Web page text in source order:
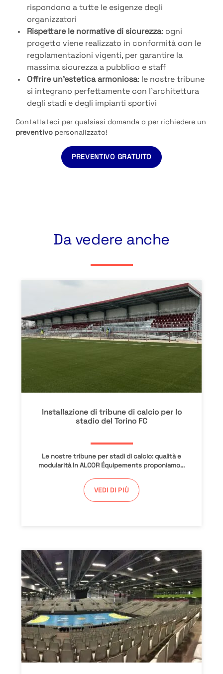
rispondono a tutte le esigenze degli
organizzatori
Rispettare le normative di sicurezza: ogni
progetto viene realizzato in conformità con le
regolamentazioni vigenti, per garantire la
massima sicurezza a pubblico e staff
Offrire un’estetica armoniosa: le nostre tribune
si integrano perfettamente con l’architettura
degli stadi e degli impianti sportivi
Contattateci per qualsiasi domanda o per richiedere un
preventivo personalizzato!
PREVENTIVO GRATUITO
Da vedere anche
Installazione di tribune di calcio per lo
stadio del Torino FC
Le nostre tribune per stadi di calcio: qualità e
modularità In ALCOR Équipements proponiamo...
VEDI DI PIÙ